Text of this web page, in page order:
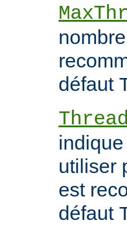
défaut
utiliser
est
défaut